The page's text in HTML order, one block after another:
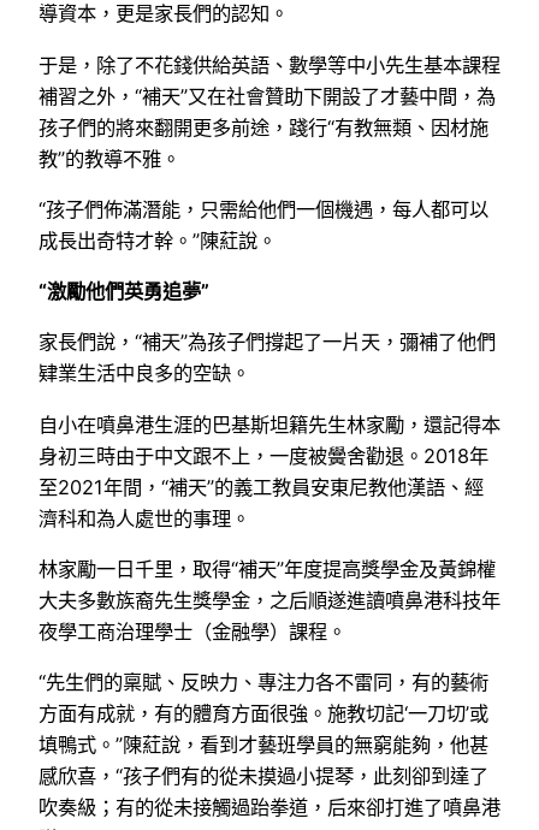
導資本，更是家長們的認知。
于是，除了不花錢供給英語、數學等中小先生基本課程
補習之外，“補天”又在社會贊助下開設了才藝中間，為
孩子們的將來翻開更多前途，踐行“有教無類、因材施
教”的教導不雅。
“孩子們佈滿潛能，只需給他們一個機遇，每人都可以
成長出奇特才幹。”陳葒說。
“激勵他們英勇追夢”
家長們說，“補天”為孩子們撐起了一片天，彌補了他們
肄業生活中良多的空缺。
自小在噴鼻港生涯的巴基斯坦籍先生林家勵，還記得本
身初三時由于中文跟不上，一度被黌舍勸退。2018年
至2021年間，“補天”的義工教員安東尼教他漢語、經
濟科和為人處世的事理。
林家勵一日千里，取得“補天”年度提高獎學金及黃錦權
大夫多數族裔先生獎學金，之后順遂進讀噴鼻港科技年
夜學工商治理學士（金融學）課程。
“先生們的稟賦、反映力、專注力各不雷同，有的藝術
方面有成就，有的體育方面很強。施教切記‘一刀切’或
填鴨式。”陳葒說，看到才藝班學員的無窮能夠，他甚
感欣喜，“孩子們有的從未摸過小提琴，此刻卻到達了
吹奏級；有的從未接觸過跆拳道，后來卻打進了噴鼻港